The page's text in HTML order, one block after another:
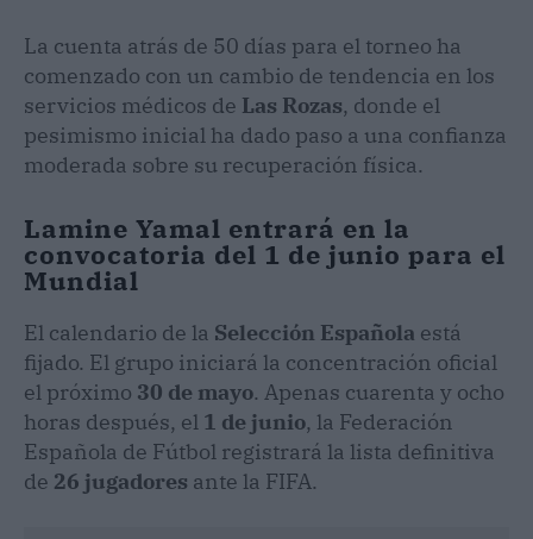
La cuenta atrás de 50 días para el torneo ha
comenzado con un cambio de tendencia en los
servicios médicos de Las Rozas, donde el
pesimismo inicial ha dado paso a una confianza
moderada sobre su recuperación física.
Lamine Yamal entrará en la
convocatoria del 1 de junio para el
Mundial
El calendario de la Selección Española está
fijado. El grupo iniciará la concentración oficial
el próximo 30 de mayo. Apenas cuarenta y ocho
horas después, el 1 de junio, la Federación
Española de Fútbol registrará la lista definitiva
de 26 jugadores ante la FIFA.